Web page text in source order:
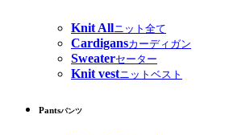
Knit Allニット全て
Cardigansカーディガン
Sweaterセーター
Knit vestニットベスト
Pantsパンツ